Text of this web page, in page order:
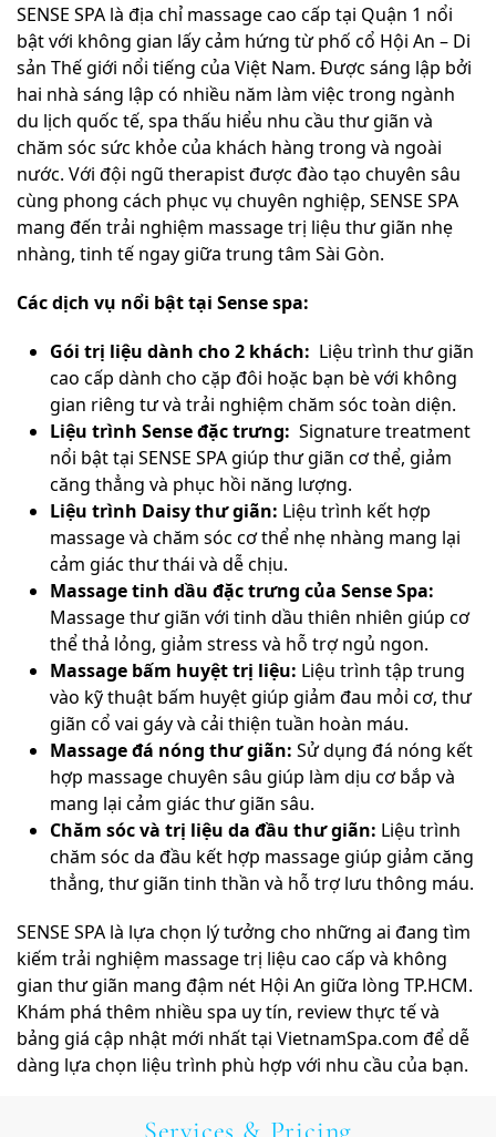
SENSE SPA là địa chỉ massage cao cấp tại Quận 1 nổi
bật với không gian lấy cảm hứng từ phố cổ Hội An – Di
sản Thế giới nổi tiếng của Việt Nam. Được sáng lập bởi
hai nhà sáng lập có nhiều năm làm việc trong ngành
du lịch quốc tế, spa thấu hiểu nhu cầu thư giãn và
chăm sóc sức khỏe của khách hàng trong và ngoài
nước. Với đội ngũ therapist được đào tạo chuyên sâu
cùng phong cách phục vụ chuyên nghiệp, SENSE SPA
mang đến trải nghiệm massage trị liệu thư giãn nhẹ
nhàng, tinh tế ngay giữa trung tâm Sài Gòn.
Các dịch vụ nổi bật tại Sense spa:
Gói trị liệu dành cho 2 khách: Liệu trình thư giãn
cao cấp dành cho cặp đôi hoặc bạn bè với không
gian riêng tư và trải nghiệm chăm sóc toàn diện.
Liệu trình Sense đặc trưng: Signature treatment
nổi bật tại SENSE SPA giúp thư giãn cơ thể, giảm
căng thẳng và phục hồi năng lượng.
Liệu trình Daisy thư giãn: Liệu trình kết hợp
massage và chăm sóc cơ thể nhẹ nhàng mang lại
cảm giác thư thái và dễ chịu.
Massage tinh dầu đặc trưng của Sense Spa:
Massage thư giãn với tinh dầu thiên nhiên giúp cơ
thể thả lỏng, giảm stress và hỗ trợ ngủ ngon.
Massage bấm huyệt trị liệu: Liệu trình tập trung
vào kỹ thuật bấm huyệt giúp giảm đau mỏi cơ, thư
giãn cổ vai gáy và cải thiện tuần hoàn máu.
Massage đá nóng thư giãn: Sử dụng đá nóng kết
hợp massage chuyên sâu giúp làm dịu cơ bắp và
mang lại cảm giác thư giãn sâu.
Chăm sóc và trị liệu da đầu thư giãn: Liệu trình
chăm sóc da đầu kết hợp massage giúp giảm căng
thẳng, thư giãn tinh thần và hỗ trợ lưu thông máu.
SENSE SPA là lựa chọn lý tưởng cho những ai đang tìm
kiếm trải nghiệm massage trị liệu cao cấp và không
gian thư giãn mang đậm nét Hội An giữa lòng TP.HCM.
Khám phá thêm nhiều spa uy tín, review thực tế và
bảng giá cập nhật mới nhất tại VietnamSpa.com để dễ
dàng lựa chọn liệu trình phù hợp với nhu cầu của bạn.
Services & Pricing